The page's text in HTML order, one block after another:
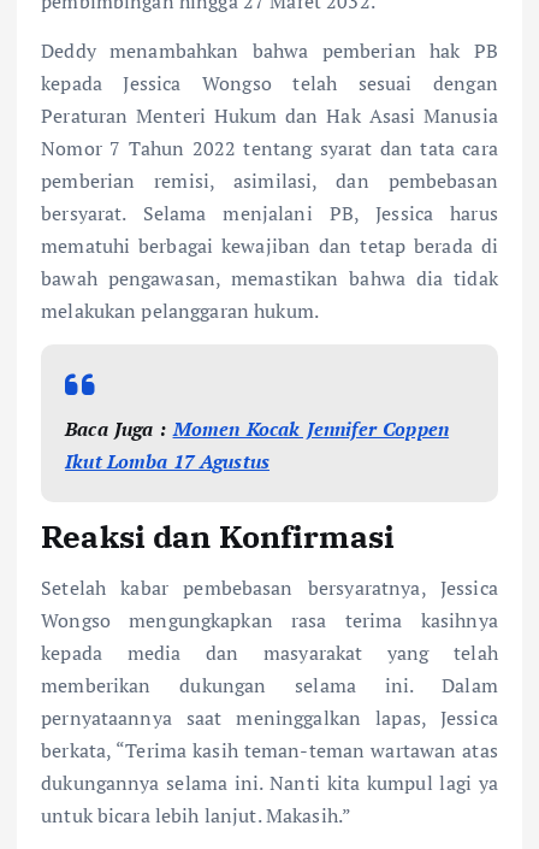
Deddy menambahkan bahwa pemberian hak PB
kepada Jessica Wongso telah sesuai dengan
Peraturan Menteri Hukum dan Hak Asasi Manusia
Nomor 7 Tahun 2022 tentang syarat dan tata cara
pemberian remisi, asimilasi, dan pembebasan
bersyarat. Selama menjalani PB, Jessica harus
mematuhi berbagai kewajiban dan tetap berada di
bawah pengawasan, memastikan bahwa dia tidak
melakukan pelanggaran hukum.
Baca Juga :Momen Kocak Jennifer Coppen
Ikut Lomba 17 Agustus
Reaksi dan Konfirmasi
Setelah kabar pembebasan bersyaratnya, Jessica
Wongso mengungkapkan rasa terima kasihnya
kepada media dan masyarakat yang telah
memberikan dukungan selama ini. Dalam
pernyataannya saat meninggalkan lapas, Jessica
berkata, “Terima kasih teman-teman wartawan atas
dukungannya selama ini. Nanti kita kumpul lagi ya
untuk bicara lebih lanjut. Makasih.”